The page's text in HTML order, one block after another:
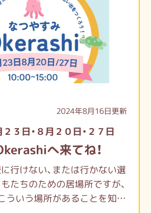
2024年8月16日更新
３日・８月２０日・２７日
へ来てね！
行けない、または行かない選
たちのための居場所ですが、
ういう場所があることを知っ